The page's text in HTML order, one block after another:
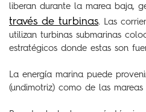
liberan durante la marea baja,
través de turbinas. Las
utilizan turbinas submarinas
estratégicos donde estas son
La energía marina puede
(undimotriz) como de las mareas